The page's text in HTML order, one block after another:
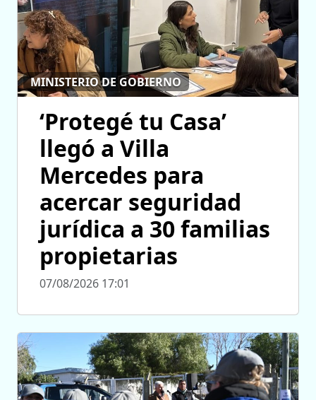
MINISTERIO DE GOBIERNO
‘Protegé tu Casa’
llegó a Villa
Mercedes para
acercar seguridad
jurídica a 30 familias
propietarias
07/08/2026 17:01